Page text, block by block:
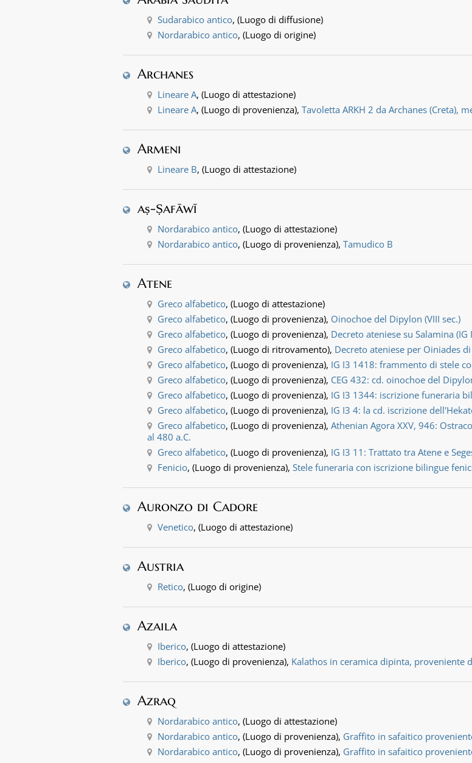
Sudarabico antico, (Luogo di diffusione)
Nordarabico antico, (Luogo di origine)
Archanes
Lineare A, (Luogo di attestazione)
Lineare A, (Luogo di provenienza), Tavoletta ARKH 2 da Archanes (Creta),
Armeni
Lineare B, (Luogo di attestazione)
aṣ-Ṣafāwī
Nordarabico antico, (Luogo di attestazione)
Nordarabico antico, (Luogo di provenienza), Tamudico B
Atene
Greco alfabetico, (Luogo di attestazione)
Greco alfabetico, (Luogo di provenienza), Oinochoe del Dipylon (VIII sec.)
Greco alfabetico, (Luogo di provenienza), Decreto ateniese su Salamina (IG
Greco alfabetico, (Luogo di ritrovamento), Decreto ateniese per Oiniades
Greco alfabetico, (Luogo di provenienza), IG I3 1418: frammento di stele
Greco alfabetico, (Luogo di provenienza), CEG 432: cd. oinochoe del
Greco alfabetico, (Luogo di provenienza), IG I3 1344: iscrizione funeraria
Greco alfabetico, (Luogo di provenienza), IG I3 4: la cd. iscrizione
Greco alfabetico, (Luogo di provenienza), Athenian Agora XXV, 946:
al 480 a.C.
Greco alfabetico, (Luogo di provenienza), IG I3 11: Trattato tra Atene e
Fenicio, (Luogo di provenienza), Stele funeraria con iscrizione bilingue
Auronzo di Cadore
Venetico, (Luogo di attestazione)
Austria
Retico, (Luogo di origine)
Azaila
Iberico, (Luogo di attestazione)
Iberico, (Luogo di provenienza), Kalathos in ceramica dipinta, proveniente
Azraq
Nordarabico antico, (Luogo di attestazione)
Nordarabico antico, (Luogo di provenienza), Graffito in safaitico
Nordarabico antico, (Luogo di provenienza), Graffito in safaitico